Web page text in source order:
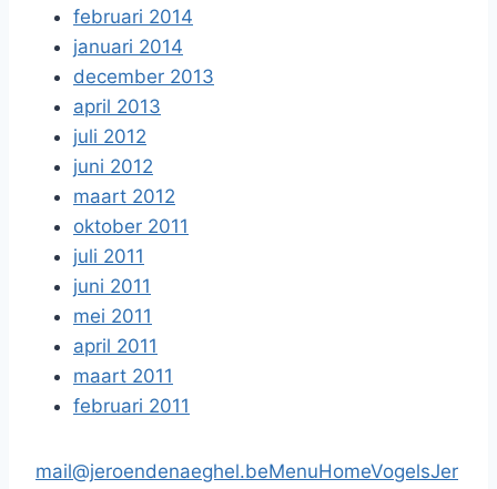
februari 2014
januari 2014
december 2013
april 2013
juli 2012
juni 2012
maart 2012
oktober 2011
juli 2011
juni 2011
mei 2011
april 2011
maart 2011
februari 2011
mail@jeroendenaeghel.beMenuHomeVogelsJer